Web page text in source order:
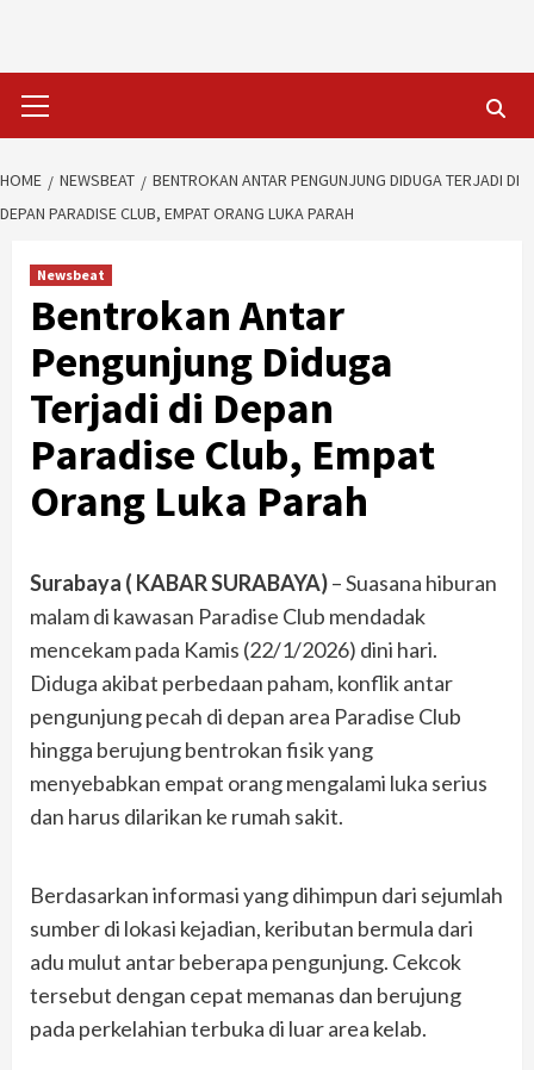
Menu
HOME NEWSBEAT
BENTROKAN ANTAR PENGUNJUNG DIDUGA TERJADI DI
DEPAN PARADISE CLUB, EMPAT ORANG LUKA PARAH
Newsbeat
Bentrokan Antar
Pengunjung Diduga
Terjadi di Depan
Paradise Club, Empat
Orang Luka Parah
Surabaya ( KABAR SURABAYA)– Suasana hiburan
malam di kawasan Paradise Club mendadak
mencekam pada Kamis (22/1/2026) dini hari.
Diduga akibat perbedaan paham, konflik antar
pengunjung pecah di depan area Paradise Club
hingga berujung bentrokan fisik yang
menyebabkan empat orang mengalami luka serius
dan harus dilarikan ke rumah sakit.
Berdasarkan informasi yang dihimpun dari sejumlah
sumber di lokasi kejadian, keributan bermula dari
adu mulut antar beberapa pengunjung. Cekcok
tersebut dengan cepat memanas dan berujung
pada perkelahian terbuka di luar area kelab.